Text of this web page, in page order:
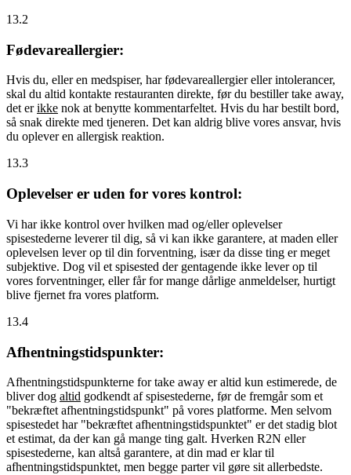
13.2
Fødevareallergier:
Hvis du, eller en medspiser, har fødevareallergier eller intolerancer,
skal du altid kontakte restauranten direkte, før du bestiller take away,
det erikke nok at benytte kommentarfeltet. Hvis du har bestilt bord,
så snak direkte med tjeneren. Det kan aldrig blive vores ansvar, hvis
du oplever en allergisk reaktion.
13.3
Oplevelser er uden for vores kontrol:
Vi har ikke kontrol over hvilken mad og/eller oplevelser
spisestederne leverer til dig, så vi kan ikke garantere, at maden eller
oplevelsen lever op til din forventning, især da disse ting er meget
subjektive. Dog vil et spisested der gentagende ikke lever op til
vores forventninger, eller får for mange dårlige anmeldelser, hurtigt
blive fjernet fra vores platform.
13.4
Afhentningstidspunkter:
Afhentningstidspunkterne for take away er altid kun estimerede, de
bliver dog altid godkendt af spisestederne, før de fremgår som et
"bekræftet afhentningstidspunkt" på vores platforme. Men selvom
spisestedet har "bekræftet afhentningstidspunktet" er det stadig blot
et estimat, da der kan gå mange ting galt. Hverken R2N eller
spisestederne, kan altså garantere, at din mad er klar til
afhentningstidspunktet, men begge parter vil gøre sit allerbedste.